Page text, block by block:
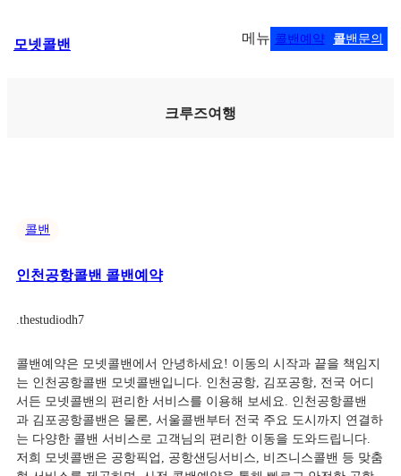
텐
모넷콜밴 메뉴 콜밴예약 콜밴문의
크루즈여행
콜밴
인천공항콜밴 콜밴예약
thestudiodh7
콜밴예약은 모넷콜밴에서 안녕하세요! 이동의 시작과 끝을 책임지
는 인천공항콜밴 모넷콜밴입니다. 인천공항, 김포공항, 전국 어디
서든 모넷콜밴의 편리한 서비스를 이용해 보세요. 인천공항콜밴
과 김포공항콜밴은 물론, 서울콜밴부터 전국 주요 도시까지 연결하
는 다양한 콜밴 서비스로 고객님의 편리한 이동을 도와드립니다.
저희 모넷콜밴은 공항픽업, 공항샌딩서비스, 비즈니스콜밴 등 맞춤